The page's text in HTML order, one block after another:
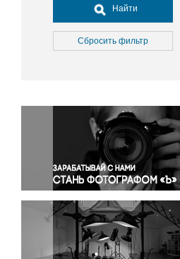
Досуг, туризм и отдых
Культура
Медицина
Окружающая среда
Политика
Правосудие
Происшествия и конфликты
Религия
Светская жизнь
Спорт
Экология
Экономика и бизнес
Найти
Сбросить фильтр